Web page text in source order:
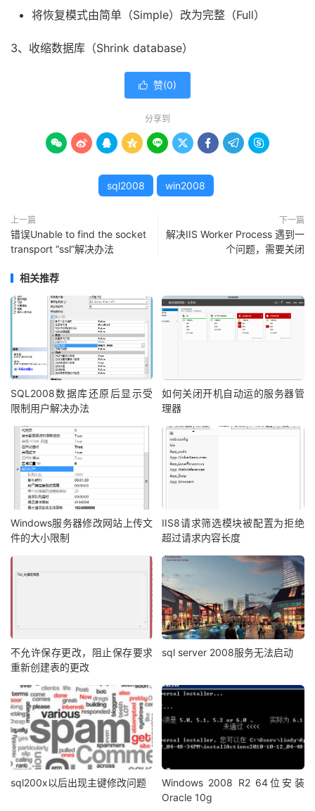
将恢复模式由简单（Simple）改为完整（Full）
3、收缩数据库（Shrink database）
 赞(0)
分享到
        
sql2008 win2008
上一篇
错误Unable to find the socket
transport “ssl”解决办法
下一篇
解决IIS Worker Process 遇到一
个问题，需要关闭
相关推荐
SQL2008数据库还原后显示受
限制用户解决办法
如何关闭开机自动运的服务器管
理器
Windows服务器修改网站上传文
件的大小限制
IIS8请求筛选模块被配置为拒绝
超过请求内容长度
不允许保存更改，阻止保存要求
重新创建表的更改
sql server 2008服务无法启动
sql200x以后出现主键修改问题
Windows 2008 R2 64位安装
Oracle 10g